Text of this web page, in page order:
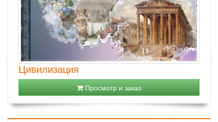
Цивилизация
Просмотр и заказ